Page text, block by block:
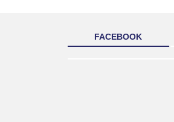
FACEBOOK